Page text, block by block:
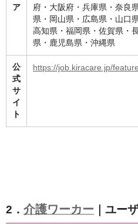
ア
府・大阪府・兵庫県・奈良
県・岡山県・広島県・山口
高知県・福岡県・佐賀県・
県・鹿児島県・沖縄県
公
式
サ
イ
ト
https://job.kiracare.jp/
2． 介護ワーカー ｜ユー